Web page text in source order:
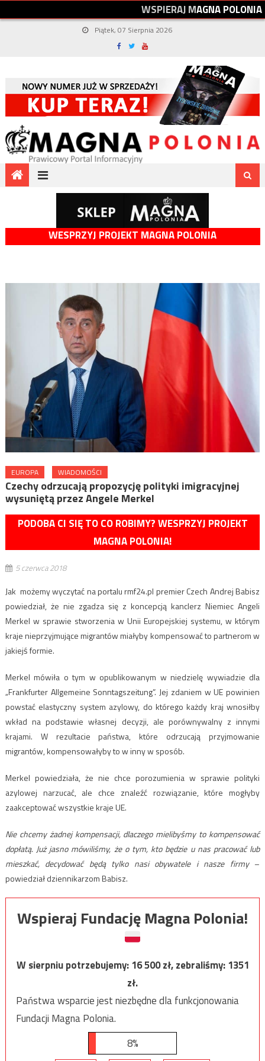
WSPIERAJMAGNAPOLONIA
Piątek, 07 Sierpnia 2026
WESPRZYJ PROJEKT MAGNA POLONIA
EUROPA WIADOMOŚCI
Czechy odrzucają propozycję polityki imigracyjnej
wysuniętą przez Angele Merkel
PODOBA CI SIĘ TO CO ROBIMY? WESPRZYJ PROJEKT
MAGNA POLONIA!
5 czerwca 2018
Jak możemy wyczytać na portalu rmf24.pl premier Czech Andrej Babisz
powiedział, że nie zgadza się z koncepcją kanclerz Niemiec Angeli
Merkel w sprawie stworzenia w Unii Europejskiej systemu, w którym
kraje nieprzyjmujące migrantów miałyby kompensować to partnerom w
jakiejś formie.
Merkel mówiła o tym w opublikowanym w niedzielę wywiadzie dla
„Frankfurter Allgemeine Sonntagszeitung”. Jej zdaniem w UE powinien
powstać elastyczny system azylowy, do którego każdy kraj wnosiłby
wkład na podstawie własnej decyzji, ale porównywalny z innymi
krajami. W rezultacie państwa, które odrzucają przyjmowanie
migrantów, kompensowałyby to w inny w sposób.
Merkel powiedziała, że nie chce porozumienia w sprawie polityki
azylowej narzucać, ale chce znaleźć rozwiązanie, które mogłyby
zaakceptować wszystkie kraje UE.
Nie chcemy żadnej kompensacji, dlaczego mielibyśmy to kompensować
dopłatą. Już jasno mówiliśmy, że o tym, kto będzie u nas pracować lub
mieszkać, decydować będą tylko nasi obywatele i nasze firmy –
powiedział dziennikarzom Babisz.
Wspieraj Fundację Magna Polonia!
W sierpniu potrzebujemy:16 500zł, zebraliśmy:1351
zł.
Państwa wsparcie jest niezbędne dla funkcjonowania
Fundacji Magna Polonia.
8%